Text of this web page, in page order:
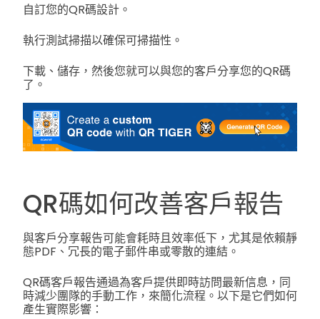
自訂您的QR碼設計。
執行測試掃描以確保可掃描性。
下載、儲存，然後您就可以與您的客戶分享您的QR碼
了。
QR碼如何改善客戶報告
與客戶分享報告可能會耗時且效率低下，尤其是依賴靜
態PDF、冗長的電子郵件串或零散的連結。
QR碼客戶報告通過為客戶提供即時訪問最新信息，同
時減少團隊的手動工作，來簡化流程。以下是它們如何
產生實際影響：